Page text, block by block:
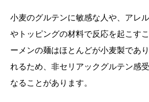
小麦のグルテンに敏感な人や、アレ
やトッピングの材料で反応を起こす
ーメンの麺はほとんどが小麦製であ
れるため、非セリアックグルテン感
なることがあります。